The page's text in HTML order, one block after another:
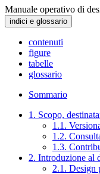
Manuale operativo di
indici e glossario
contenuti
figure
tabelle
glossario
Sommario
1. Scopo,
1.1.
1.2.
1.3.
2. Introduzione al
2.1. Design